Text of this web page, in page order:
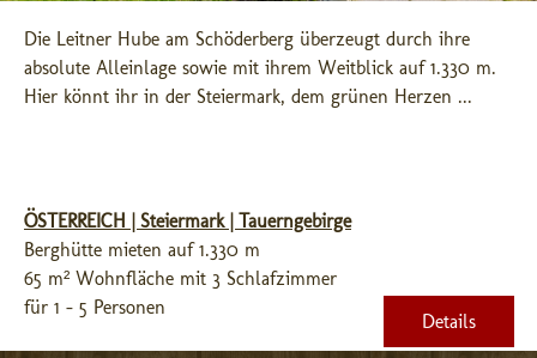
Die Leitner Hube am Schöderberg überzeugt durch ihre
absolute Alleinlage sowie mit ihrem Weitblick auf 1.330 m.
Hier könnt ihr in der Steiermark, dem grünen Herzen ...
ÖSTERREICH | Steiermark | Tauerngebirge
Berghütte mieten auf 1.330 m
65 m² Wohnfläche mit 3 Schlafzimmer
für 1 - 5 Personen
Details